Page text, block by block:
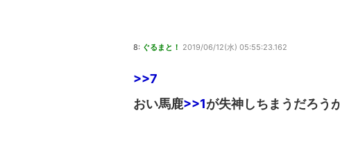
8: ぐるまと！ 2019/06/12(水) 05:55:23.162
>>7
おい馬鹿>>1が失神しちまうだろう